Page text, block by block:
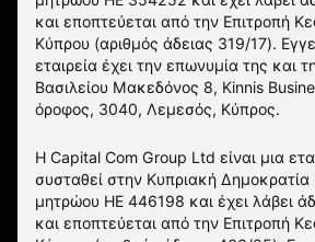
και εποπτεύεται από την Επιτροπή
Κύπρου (αριθμός άδειας 319/17).
εταιρεία έχει την επωνυμία της και
Βασιλείου Μακεδόνος 8, Kinnis
όροφος, 3040, Λεμεσός, Κύπρος.
Η Capital Com Group Ltd είναι μια
συσταθεί στην Κυπριακή Δημοκρατία
μητρώου ΗΕ 446198 και έχει λάβει
και εποπτεύεται από την Επιτροπή